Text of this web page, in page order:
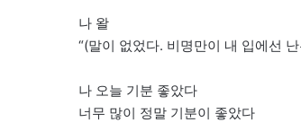
나 왈
“(말이 없었다. 비명만이 내 입에선
나 오늘 기분 좋았다
너무 많이 정말 기분이 좋았다